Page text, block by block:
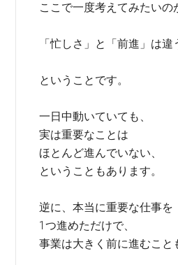
ここで一度考えてみたいの
「忙しさ」と「前進」は違
ということです。
一日中動いていても、
実は重要なことは
ほとんど進んでいない、
ということもあります。
逆に、本当に重要な仕事を
1つ進めただけで、
事業は大きく前に進むこと